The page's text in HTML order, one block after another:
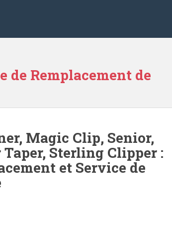
de Remplacement de
Magic Clip, Senior,
Sterling Clipper :
et Service de